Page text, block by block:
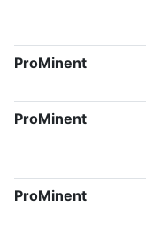
ProMinent
ProMinent
ProMinent